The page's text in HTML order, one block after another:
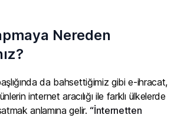
Nereden
da bahsettiğimiz gibi e-ihracat,
internet aracılığı ile farklı ülkelerde
anlamına gelir. “İnternetten